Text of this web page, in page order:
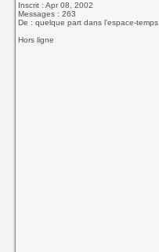
Inscrit : Apr 08, 2002
Messages : 263
De : quelque part dans l'espace-temps
Hors ligne